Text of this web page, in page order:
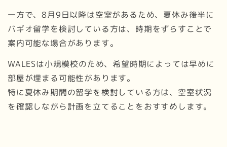
一方で、8月9日以降は空室があるため、夏休み後半に
バギオ留学を検討している方は、時期をずらすことで
案内可能な場合があります。
WALESは小規模校のため、希望時期によっては早めに
部屋が埋まる可能性があります。
特に夏休み期間の留学を検討している方は、空室状況
を確認しながら計画を立てることをおすすめします。